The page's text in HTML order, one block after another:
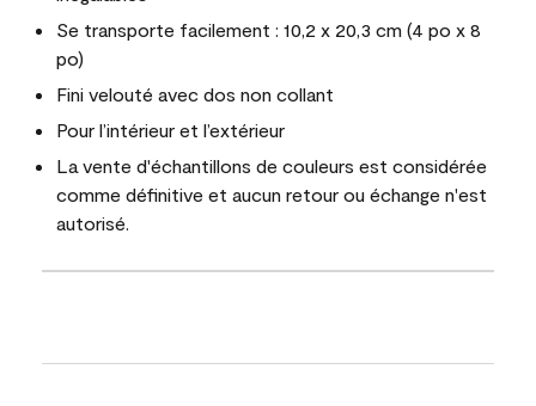
Se transporte facilement : 10,2 x 20,3 cm (4 po x 8
po)
Fini velouté avec dos non collant
Pour l’intérieur et l’extérieur
La vente d'échantillons de couleurs est considérée
comme définitive et aucun retour ou échange n'est
autorisé.